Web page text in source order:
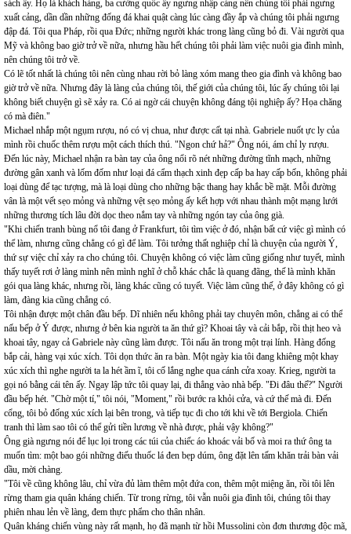
sách ấy. Họ là khách hàng, ba cường quốc ấy ngưng nhập cảng nên chúng tôi phải ngưng
xuất cảng, dần dần những đống đá khai quật càng lúc càng đầy ắp và chúng tôi phải ngưng
đập đá. Tôi qua Pháp, rồi qua Đức; những người khác trong làng cũng bỏ đi. Vài người qua
Mỹ và không bao giờ trở về nữa, nhưng hầu hết chúng tôi phải làm việc nuôi gia đình mình,
nên chúng tôi trở về.
Có lẽ tốt nhất là chúng tôi nên cùng nhau rời bỏ làng xóm mang theo gia đình và không bao
giờ trở về nữa. Nhưng đây là làng của chúng tôi, thế giới của chúng tôi, lúc ấy chúng tôi lại
không biết chuyện gì sẽ xảy ra. Có ai ngờ cái chuyện không đáng tội nghiệp ấy? Họa chăng
có mà điên."
Michael nhắp một ngụm rượu, nó có vị chua, như được cất tại nhà. Gabriele nuốt ực ly của
mình rồi chuốc thêm rượu một cách thích thú. "Ngon chứ hả?" Ông nói, ám chỉ ly rượu.
Đến lúc này, Michael nhận ra bàn tay của ông nổi rõ nét những đường tĩnh mạch, những
đường gân xanh và lốm đốm như loại đá cẩm thạch xinh đẹp cấp ba hay cấp bốn, không phải
loại dùng để tạc tượng, mà là loại dùng cho những bậc thang hay khắc bề mặt. Mỗi đường
vân là một vết sẹo mỏng và những vệt sẹo mỏng ấy kết hợp với nhau thành một mạng lưới
những thương tích lâu đời dọc theo nắm tay và những ngón tay của ông già.
"Khi chiến tranh bùng nổ tôi đang ở Frankfurt, tôi tìm việc ở đó, nhận bất cứ việc gì mình có
thể làm, nhưng cũng chẳng có gì để làm. Tôi tưởng thất nghiệp chỉ là chuyện của người Ý,
thứ sự việc chỉ xảy ra cho chúng tôi. Chuyện không có việc làm cũng giống như tuyết, mình
thấy tuyết rơi ở làng mình nên mình nghĩ ở chỗ khác chắc là quang đãng, thế là mình khăn
gói qua làng khác, nhưng rồi, làng khác cũng có tuyết. Việc làm cũng thế, ở đây không có gì
làm, đàng kia cũng chẳng có.
Tôi nhận được một chân đầu bếp. Dĩ nhiên nếu không phải tay chuyên môn, chẳng ai có thể
nấu bếp ở Ý được, nhưng ở bên kia người ta ăn thứ gì? Khoai tây và cải bắp, rồi thịt heo và
khoai tây, ngay cả Gabriele này cũng làm được. Tôi nấu ăn trong một trại lính. Hàng đống
bắp cải, hàng vại xúc xích. Tôi dọn thức ăn ra bàn. Một ngày kia tôi đang khiêng một khay
xúc xích thì nghe người ta la hét ầm ĩ, tôi cố lắng nghe qua cánh cửa xoay. Krieg, người ta
gọi nó bằng cái tên ấy. Ngay lập tức tôi quay lại, đi thẳng vào nhà bếp. "Đi đâu thế?" Người
đầu bếp hét. "Chờ một tí," tôi nói, "Moment," rồi bước ra khỏi cửa, và cứ thế mà đi. Đến
cổng, tôi bỏ đống xúc xích lại bên trong, và tiếp tục đi cho tới khi về tới Bergiola. Chiến
tranh thì làm sao tôi có thể gửi tiền lương về nhà được, phải vậy không?"
Ông già ngưng nói để lục lọi trong các túi của chiếc áo khoác vải bố và moi ra thứ ông ta
muốn tìm: một bao gói những điếu thuốc lá đen bẹp dúm, ông đặt lên tấm khăn trải bàn vải
dầu, mời chàng.
"Tôi về cũng không lâu, chỉ vừa đủ làm thêm một đứa con, thêm một miệng ăn, rồi tôi lên
rừng tham gia quân kháng chiến. Từ trong rừng, tôi vẫn nuôi gia đình tôi, chúng tôi thay
phiên nhau lẻn về làng, đem thực phẩm cho thân nhân.
Quân kháng chiến vùng này rất mạnh, họ đã mạnh từ hồi Mussolini còn đơn thương độc mã,